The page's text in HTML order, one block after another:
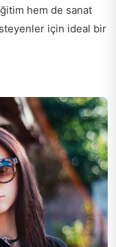
hem de sanat
için ideal bir